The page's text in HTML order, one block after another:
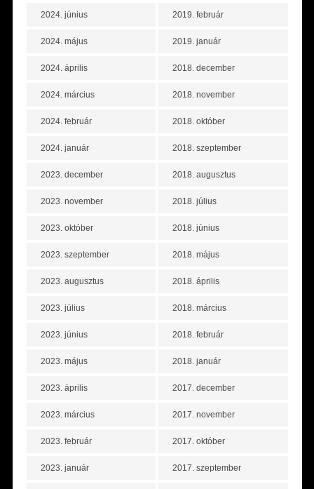
2024. június
2024. május
2024. április
2024. március
2024. február
2024. január
2023. december
2023. november
2023. október
2023. szeptember
2023. augusztus
2023. július
2023. június
2023. május
2023. április
2023. március
2023. február
2023. január
2019. február
2019. január
2018. december
2018. november
2018. október
2018. szeptember
2018. augusztus
2018. július
2018. június
2018. május
2018. április
2018. március
2018. február
2018. január
2017. december
2017. november
2017. október
2017. szeptember